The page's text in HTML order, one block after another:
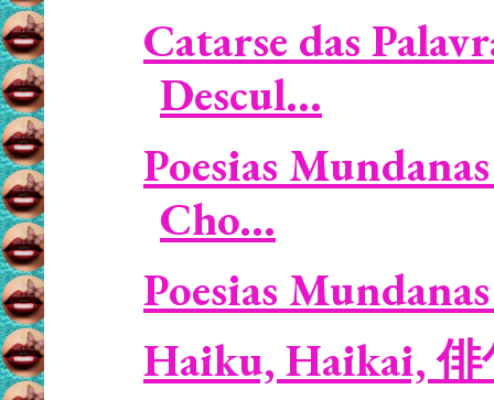
Catarse das
Descul...
Poesias
Cho...
Poesias
Haiku, Haikai, 俳